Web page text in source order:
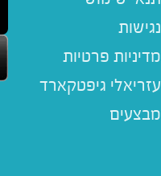
נגישות
מדיניות פרטיות
עזריאלי גיפטקארד
מבצעים